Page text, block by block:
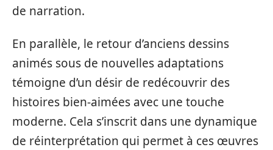
de narration.
En parallèle, le retour d’anciens dessins
animés sous de nouvelles adaptations
témoigne d’un désir de redécouvrir des
histoires bien-aimées avec une touche
moderne. Cela s’inscrit dans une dynamique
de réinterprétation qui permet à ces œuvres